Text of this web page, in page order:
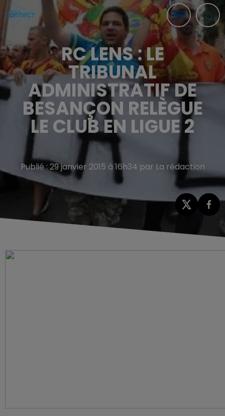
RC LENS : LE
TRIBUNAL
ADMINISTRATIF DE
BESANÇON RELÈGUE
LE CLUB EN LIGUE 2
Publié : 29 janvier 2015 à 16h34 par La rédaction